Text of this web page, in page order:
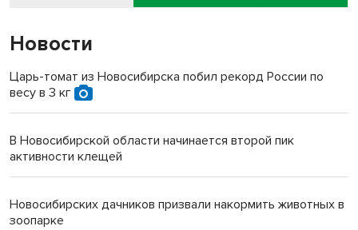
Новости
Царь-томат из Новосибирска побил рекорд России по
весу в 3 кг
В Новосибирской области начинается второй пик
активности клещей
Новосибирских дачников призвали накормить животных в
зоопарке